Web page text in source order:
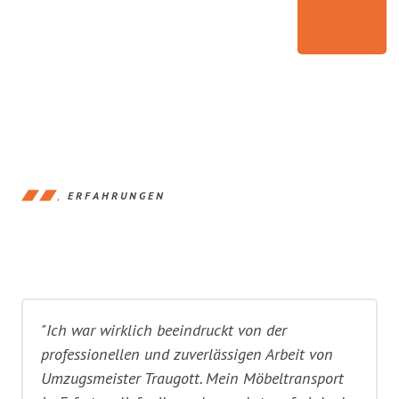
ERFAHRUNGEN
"Ich war wirklich beeindruckt von der
professionellen und zuverlässigen Arbeit von
Umzugsmeister Traugott. Mein Möbeltransport